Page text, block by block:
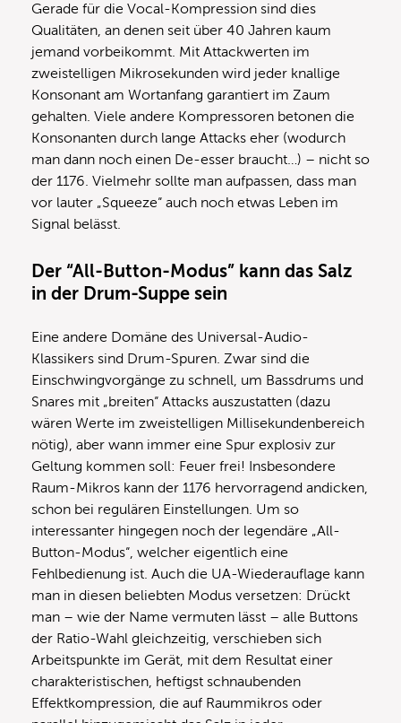
Gerade für die Vocal-Kompression sind dies
Qualitäten, an denen seit über 40 Jahren kaum
jemand vorbeikommt. Mit Attackwerten im
zweistelligen Mikrosekunden wird jeder knallige
Konsonant am Wortanfang garantiert im Zaum
gehalten. Viele andere Kompressoren betonen die
Konsonanten durch lange Attacks eher (wodurch
man dann noch einen De-esser braucht…) – nicht so
der 1176. Vielmehr sollte man aufpassen, dass man
vor lauter „Squeeze“ auch noch etwas Leben im
Signal belässt.
Der “All-Button-Modus” kann das Salz
in der Drum-Suppe sein
Eine andere Domäne des Universal-Audio-
Klassikers sind Drum-Spuren. Zwar sind die
Einschwingvorgänge zu schnell, um Bassdrums und
Snares mit „breiten“ Attacks auszustatten (dazu
wären Werte im zweistelligen Millisekundenbereich
nötig), aber wann immer eine Spur explosiv zur
Geltung kommen soll: Feuer frei! Insbesondere
Raum-Mikros kann der 1176 hervorragend andicken,
schon bei regulären Einstellungen. Um so
interessanter hingegen noch der legendäre „All-
Button-Modus“, welcher eigentlich eine
Fehlbedienung ist. Auch die UA-Wiederauflage kann
man in diesen beliebten Modus versetzen: Drückt
man – wie der Name vermuten lässt – alle Buttons
der Ratio-Wahl gleichzeitig, verschieben sich
Arbeitspunkte im Gerät, mit dem Resultat einer
charakteristischen, heftigst schnaubenden
Effektkompression, die auf Raummikros oder